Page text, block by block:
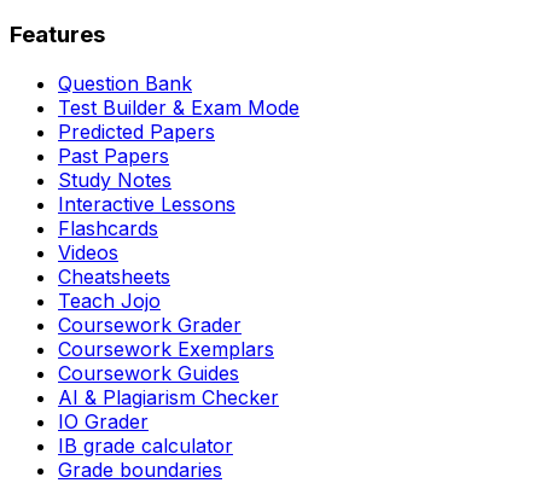
Features
Question Bank
Test Builder & Exam Mode
Predicted Papers
Past Papers
Study Notes
Interactive Lessons
Flashcards
Videos
Cheatsheets
Teach Jojo
Coursework Grader
Coursework Exemplars
Coursework Guides
AI & Plagiarism Checker
IO Grader
IB grade calculator
Grade boundaries